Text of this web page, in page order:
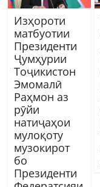
Изҳороти
матбуотии
Президенти
Ҷумҳурии
Тоҷикистон
Эмомалӣ
Раҳмон аз
рӯйи
натиҷаҳои
мулоқоту
музокирот
бо
Президенти